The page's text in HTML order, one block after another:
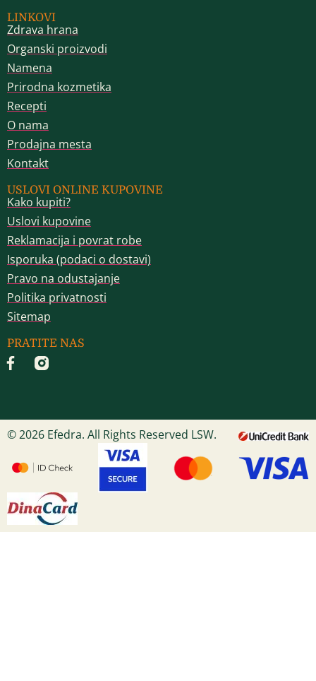
LINKOVI
Zdrava hrana
Organski proizvodi
Namena
Prirodna kozmetika
Recepti
O nama
Prodajna mesta
Kontakt
USLOVI ONLINE KUPOVINE
Kako kupiti?
Uslovi kupovine
Reklamacija i povrat robe
Isporuka (podaci o dostavi)
Pravo na odustajanje
Politika privatnosti
Sitemap
PRATITE NAS
© 2026 Efedra. All Rights Reserved LSW.